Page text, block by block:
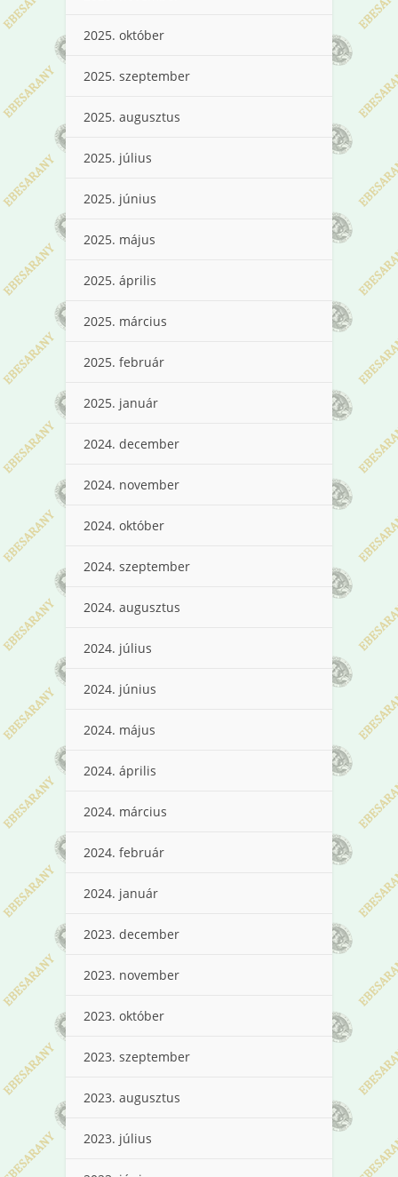
2025. október
2025. szeptember
2025. augusztus
2025. július
2025. június
2025. május
2025. április
2025. március
2025. február
2025. január
2024. december
2024. november
2024. október
2024. szeptember
2024. augusztus
2024. július
2024. június
2024. május
2024. április
2024. március
2024. február
2024. január
2023. december
2023. november
2023. október
2023. szeptember
2023. augusztus
2023. július